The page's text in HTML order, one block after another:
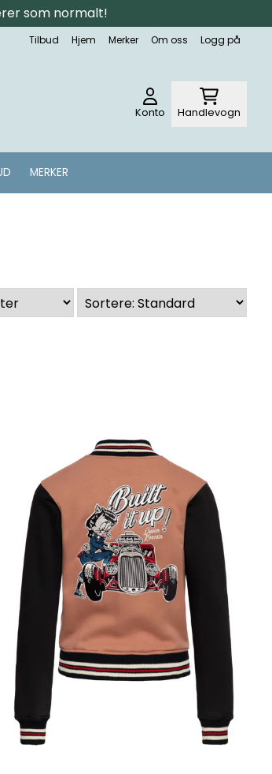
som normalt!
Tilbud Hjem Merker Om oss Logg på
Konto Handlevogn
MERKER